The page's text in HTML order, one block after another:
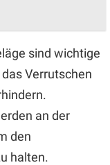
sind wichtige
Verrutschen
an der
den
halten.